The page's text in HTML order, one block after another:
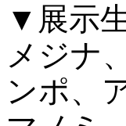
▼展示
メジナ
ンポ、